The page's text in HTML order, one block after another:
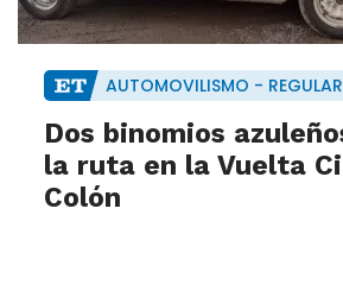
AUTOMOVILISMO -
Dos binomios
la ruta en la Vuelta
Colón